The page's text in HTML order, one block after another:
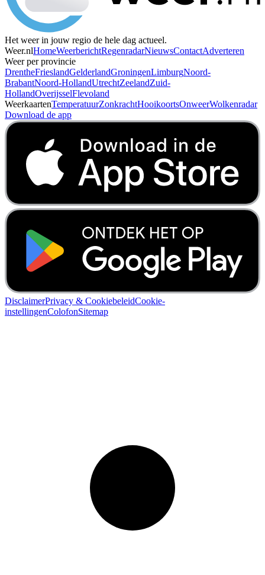
Het weer in jouw regio de hele dag actueel.
Weer.nlHomeWeerberichtRegenradarNieuwsContactAdverteren
Weer per provincie
DrentheFrieslandGelderlandGroningenLimburgNoord-
BrabantNoord-HollandUtrechtZeelandZuid-
HollandOverijsselFlevoland
WeerkaartenTemperatuurZonkrachtHooikoortsOnweerWolkenradar
Download de app
DisclaimerPrivacy & CookiebeleidCookie-
instellingenColofonSitemap